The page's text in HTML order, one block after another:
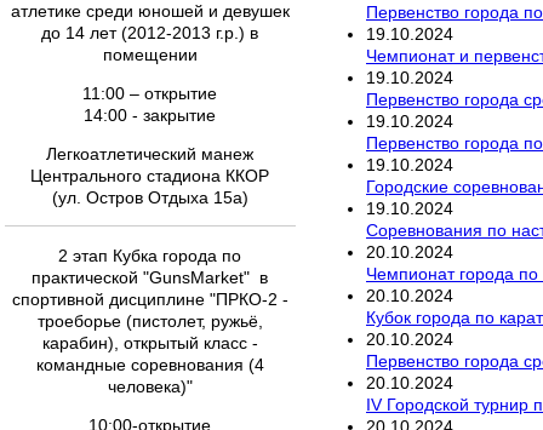
атлетике среди юношей и девушек
до 14 лет (2012-2013 г.р.) в
помещении
11:00 – открытие
14:00 - закрытие
Легкоатлетический манеж
Центрального стадиона ККОР
(ул. Остров Отдыха 15а)
2 этап Кубка города по
практической "GunsMarket" в
спортивной дисциплине "ПРКО-2 -
троеборье (пистолет, ружьё,
карабин), открытый класс -
командные соревнования (4
человека)"
10:00-открытие
Первенство города
19 10 2024
Чемпионат и
19 10 2024
Первенство города
19 10 2024
Первенство города
19 10 2024
Городские
19 10 2024
Соревнования по
20 10 2024
Чемпионат города по
20 10 2024
Кубок города по
20 10 2024
Первенство города
20 10 2024
IV Городской
20 10 2024